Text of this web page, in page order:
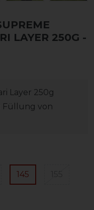
LAYER 250G -
Layer 250g
Füllung von
145